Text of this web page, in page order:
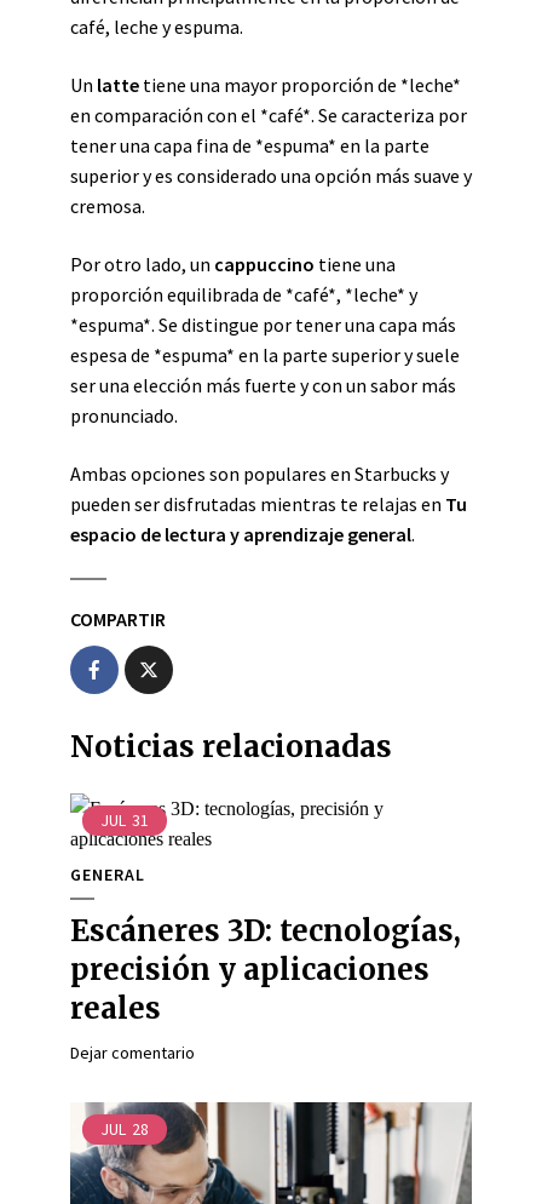
café, leche y espuma.
Un latte tiene una mayor proporción de *leche*
en comparación con el *café*. Se caracteriza por
tener una capa fina de *espuma* en la parte
superior y es considerado una opción más suave y
cremosa.
Por otro lado, un cappuccino tiene una
proporción equilibrada de *café*, *leche* y
*espuma*. Se distingue por tener una capa más
espesa de *espuma* en la parte superior y suele
ser una elección más fuerte y con un sabor más
pronunciado.
Ambas opciones son populares en Starbucks y
pueden ser disfrutadas mientras te relajas en Tu
espacio de lectura y aprendizaje general.
COMPARTIR
Noticias relacionadas
JUL 31
GENERAL
Escáneres 3D: tecnologías,
precisión y aplicaciones
reales
Dejar comentario
JUL 28